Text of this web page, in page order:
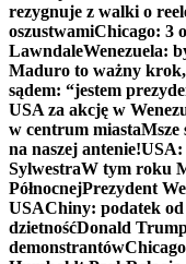
rezygnuje z walki o
oszustwamiChicago: 3
LawndaleWenezuela:
Maduro to ważny
sądem: “jestem
USA za akcję w
w centrum miastaMsze
na naszej antenie!USA:
SylwestraW tym roku
PółnocnejPrezydent
USAChiny: podatek od
dzietnośćDonald
demonstrantów